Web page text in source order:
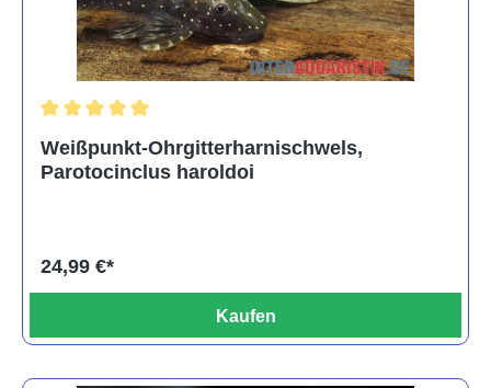
Weißpunkt-Ohrgitterharnischwels,
Parotocinclus haroldoi
24,99 €*
Kaufen